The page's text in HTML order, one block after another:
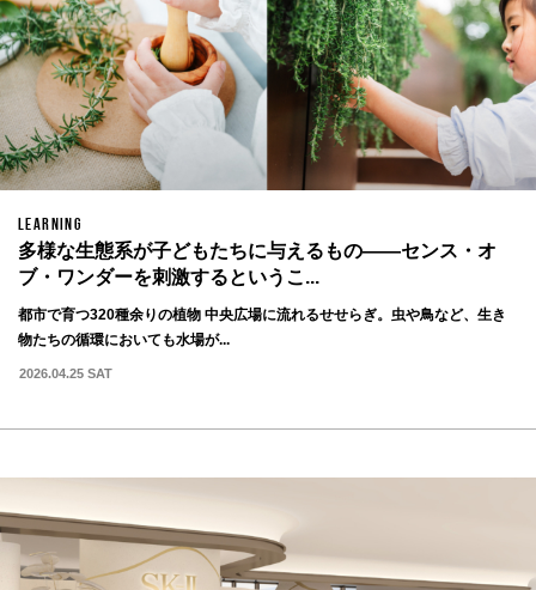
LEARNING
多様な生態系が子どもたちに与えるもの——センス・オ
ブ・ワンダーを刺激するというこ...
都市で育つ320種余りの植物 中央広場に流れるせせらぎ。虫や鳥など、生き
物たちの循環においても水場が...
2026.04.25 SAT